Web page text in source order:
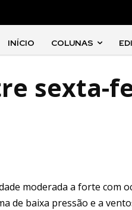
INÍCIO COLUNAS
sexta-
moderada a forte com
de baixa pressão e a